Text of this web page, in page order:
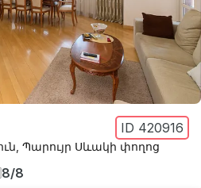
ID 420916
Պարույր Սևակի փողոց
8/8